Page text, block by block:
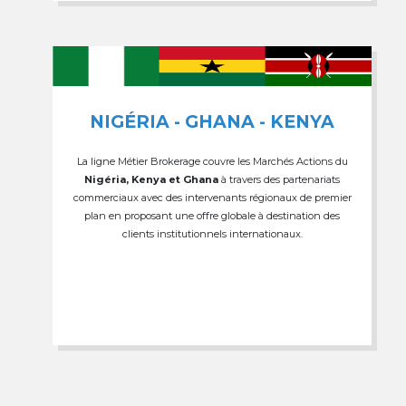
NIGÉRIA - GHANA - KENYA
La ligne Métier Brokerage couvre les Marchés Actions du
Nigéria, Kenya et Ghana à travers des partenariats
commerciaux avec des intervenants régionaux de premier
plan en proposant une offre globale à destination des
clients institutionnels internationaux.